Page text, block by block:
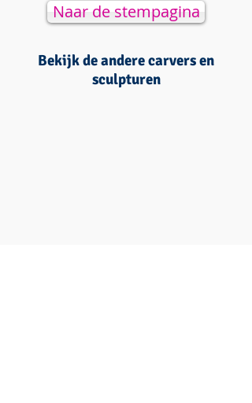
Naar de stempagina
Bekijk de andere carvers en
sculpturen